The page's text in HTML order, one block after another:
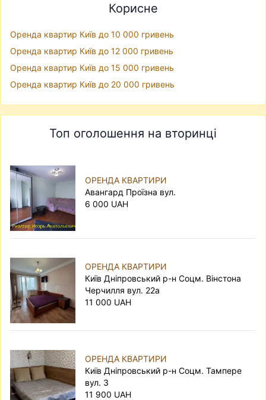
Корисне
Оренда квартир Київ до 10 000 гривень
Оренда квартир Київ до 12 000 гривень
Оренда квартир Київ до 15 000 гривень
Оренда квартир Київ до 20 000 гривень
Топ оголошення на вторинці
ОРЕНДА КВАРТИРИ
Авангард Проїзна вул.
6 000 UAH
ОРЕНДА КВАРТИРИ
Київ Дніпровський р-н Соцм. Вінстона
Черчилля вул. 22а
11 000 UAH
ОРЕНДА КВАРТИРИ
Київ Дніпровський р-н Соцм. Тампере
вул. 3
11 900 UAH